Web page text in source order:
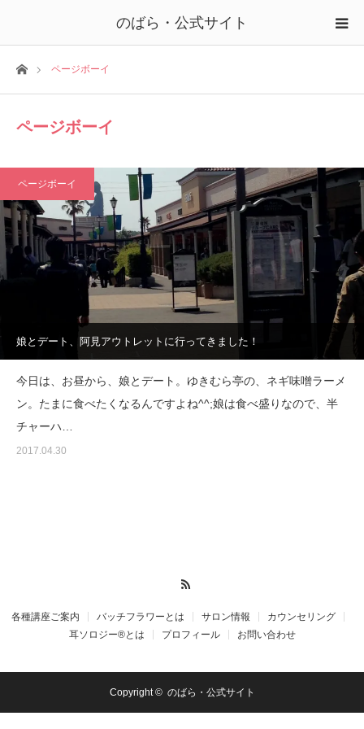
のばら・公式サイト
ホームページボーイ
ページボーイ
ページボーイ
娘とデート、阿見アウトレットに行ってきました！
今日は、お昼から、娘とデート。ゆきむら亭の、ネギ味噌ラーメ
ン。たまに食べたくなるんですよね^^;娘は食べ盛りなので、半
チャーハ…
2017.04.30
各種講座ご案内 バッチフラワーとは サロン情報
カウンセリング
耳ソロジー®とは
プロフィール お問い合わせ
Copyright © のばら・公式サイト